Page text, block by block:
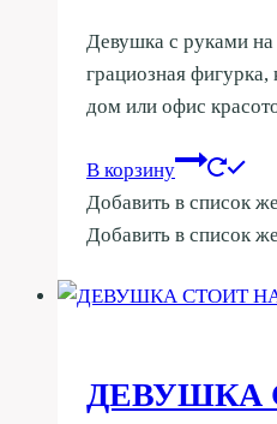
Девушка с руками
грациозная
дом или офис
В корзину
Добавить в список
Добавить в список
ДЕВУШКА